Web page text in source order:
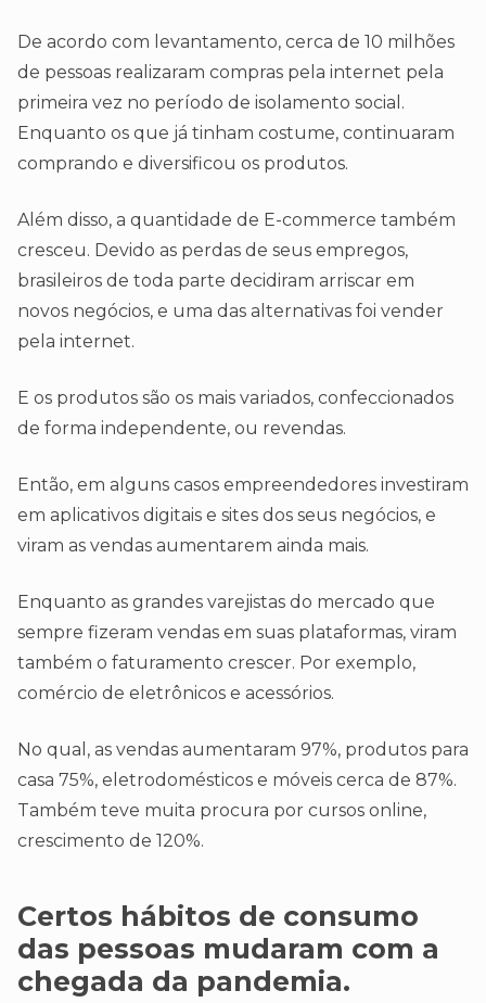
De acordo com levantamento, cerca de 10 milhões
de pessoas realizaram compras pela internet pela
primeira vez no período de isolamento social.
Enquanto os que já tinham costume, continuaram
comprando e diversificou os produtos.
Além disso, a quantidade de E-commerce também
cresceu. Devido as perdas de seus empregos,
brasileiros de toda parte decidiram arriscar em
novos negócios, e uma das alternativas foi vender
pela internet.
E os produtos são os mais variados, confeccionados
de forma independente, ou revendas.
Então, em alguns casos empreendedores investiram
em aplicativos digitais e sites dos seus negócios, e
viram as vendas aumentarem ainda mais.
Enquanto as grandes varejistas do mercado que
sempre fizeram vendas em suas plataformas, viram
também o faturamento crescer. Por exemplo,
comércio de eletrônicos e acessórios.
No qual, as vendas aumentaram 97%, produtos para
casa 75%, eletrodomésticos e móveis cerca de 87%.
Também teve muita procura por cursos online,
crescimento de 120%.
Certos hábitos de consumo
das pessoas mudaram com a
chegada da pandemia.